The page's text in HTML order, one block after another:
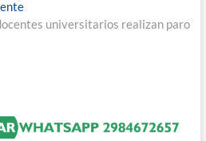
Entrada
siguiente:universitarios realizan paro